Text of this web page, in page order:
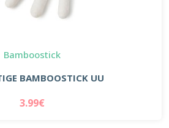
Bamboostick
BAMBOOSTICK UU
3.99€